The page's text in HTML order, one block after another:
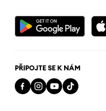
PŘIPOJTE SE K NÁM